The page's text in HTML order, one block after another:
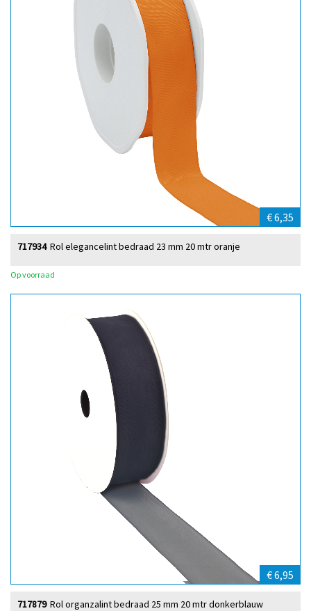
€ 6,35
Rol elegancelint bedraad 23 mm 20 mtr oranje
717934
Op voorraad
€ 6,95
Rol organzalint bedraad 25 mm 20 mtr donkerblauw
717879